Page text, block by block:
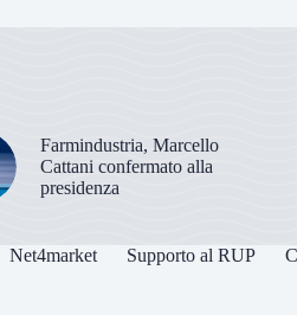
Farmindustria, Marcello
Cattani confermato alla
presidenza
Net4market Supporto al RUP